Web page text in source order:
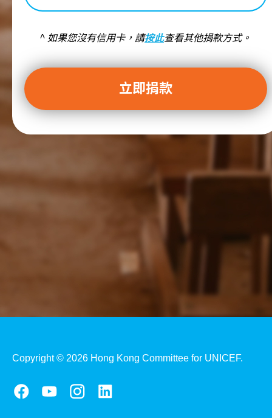
^ 如果您沒有信用卡，請按此查看其他捐款方式。
立即捐款
Copyright © 2026 Hong Kong Committee for UNICEF.